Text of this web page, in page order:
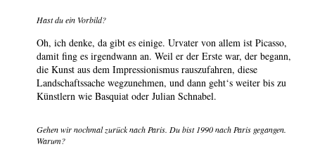
Hast du ein Vorbild?
Oh, ich denke, da gibt es einige. Urvater von allem ist Picasso,
damit fing es irgendwann an. Weil er der Erste war, der begann,
die Kunst aus dem Impressionismus rauszufahren, diese
Landschaftssache wegzunehmen, und dann geht‘s weiter bis zu
Künstlern wie Basquiat oder Julian Schnabel.
Gehen wir nochmal zurück nach Paris. Du bist 1990 nach Paris gegangen.
Warum?